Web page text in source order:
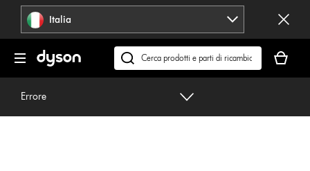
navigazione Italia
Cerca
su
carrello
è
Errore